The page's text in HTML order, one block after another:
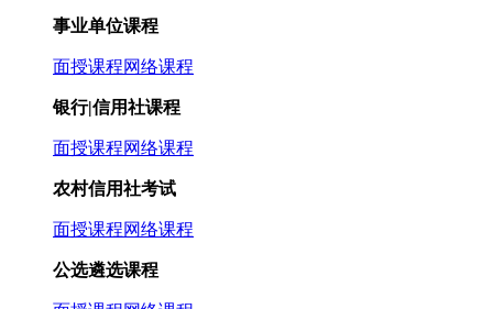
事业单位课程
面授课程网络课程
银行|信用社课程
面授课程网络课程
农村信用社考试
面授课程网络课程
公选遴选课程